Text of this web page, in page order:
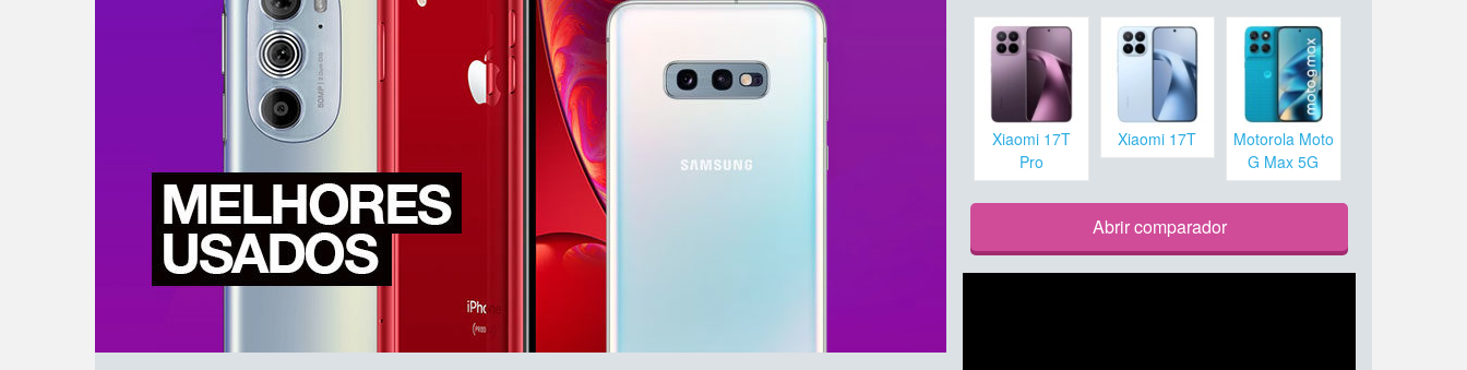
Xiaomi 17T
Pro
Xiaomi 17T
Motorola Moto
G Max 5G
Abrir comparador